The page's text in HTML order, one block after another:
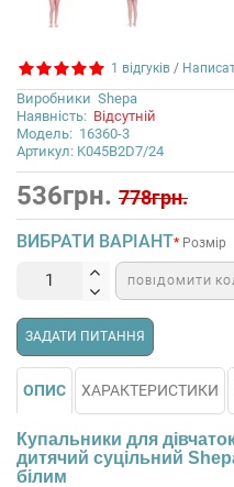
1 відгуків /
Виробники Shepa
Наявність: Відсутній
Модель: 16360-3
Артикул: K045B2D7/24
536грн. 778грн.
ВИБРАТИ ВАРІАНТ Розмір
ПОВІДОМИТИ
ЗАДАТИ ПИТАННЯ
ОПИС ХАРАКТЕРИСТИКИ
Купальники для
дитячий суцільний
білим